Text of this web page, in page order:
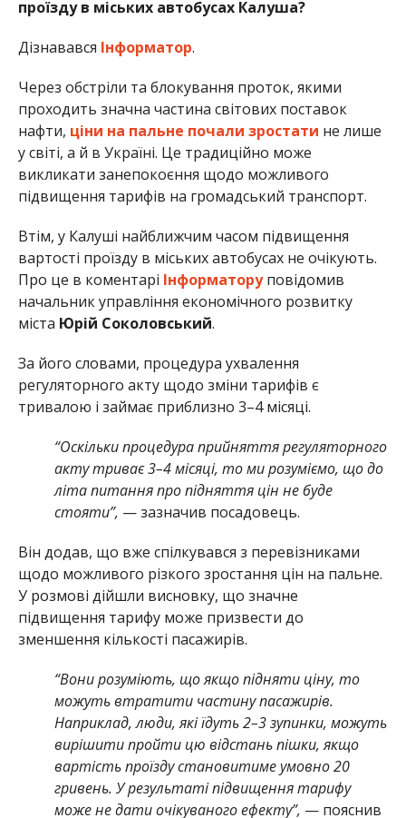
проїзду в міських автобусах Калуша?
Дізнавався Інформатор.
Через обстріли та блокування проток, якими
проходить значна частина світових поставок
нафти, ціни на пальне почали зростати не лише
у світі, а й в Україні. Це традиційно може
викликати занепокоєння щодо можливого
підвищення тарифів на громадський транспорт.
Втім, у Калуші найближчим часом підвищення
вартості проїзду в міських автобусах не очікують.
Про це в коментарі Інформаторуповідомив
начальник управління економічного розвитку
міста Юрій Соколовський.
За його словами, процедура ухвалення
регуляторного акту щодо зміни тарифів є
тривалою і займає приблизно 3–4 місяці.
“Оскільки процедура прийняття регуляторного
акту триває 3–4 місяці, то ми розуміємо, що до
літа питання про підняття цін не буде
стояти”, — зазначив посадовець.
Він додав, що вже спілкувався з перевізниками
щодо можливого різкого зростання цін на пальне.
У розмові дійшли висновку, що значне
підвищення тарифу може призвести до
зменшення кількості пасажирів.
“Вони розуміють, що якщо підняти ціну, то
можуть втратити частину пасажирів.
Наприклад, люди, які їдуть 2–3 зупинки, можуть
вирішити пройти цю відстань пішки, якщо
вартість проїзду становитиме умовно 20
гривень. У результаті підвищення тарифу
може не дати очікуваного ефекту”, — пояснив